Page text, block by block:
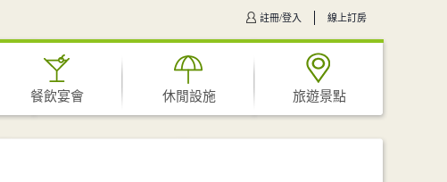
註冊/登入 線上訂房
餐飲宴會 休閒設施 旅遊景點